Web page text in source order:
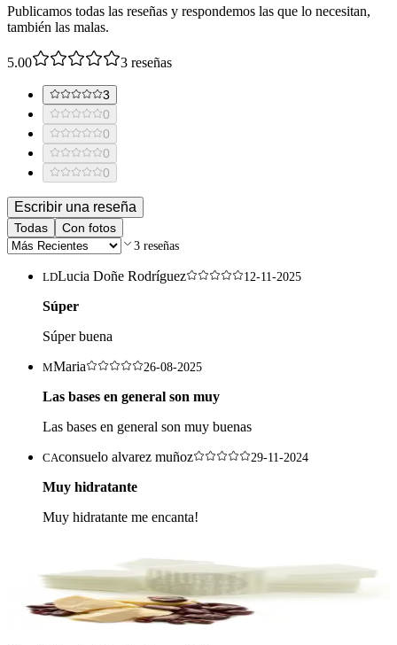
Publicamos todas las reseñas y respondemos las que lo necesitan,
también las malas.
5.00 3 reseñas
3
0
0
0
0
Escribir una reseña
Todas Con fotos
3 reseñas
LDLucia Doñe Rodríguez 12-11-2025
Súper
Súper buena
MMaria 26-08-2025
Las bases en general son muy
Las bases en general son muy buenas
CAconsuelo alvarez muñoz 29-11-2024
Muy hidratante
Muy hidratante me encanta!